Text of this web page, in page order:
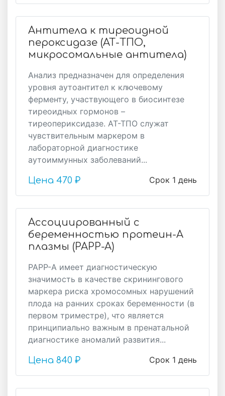
Антитела к тиреоидной
пероксидазе (АТ-ТПО,
микросомальные антитела)
Анализ предназначен для определения
уровня аутоантител к ключевому
ферменту, участвующего в биосинтезе
тиреоидных гормонов –
тиреопериксидазе. АТ-ТПО служат
чувствительным маркером в
лабораторной диагностике
аутоиммунных заболеваний...
Срок 1 день
Цена 470 ₽
Ассоциированный с
беременностью протеин-А
плазмы (PAPP-A)
РАРР-А имеет диагностическую
значимость в качестве скринингового
маркера риска хромосомных нарушений
плода на ранних сроках беременности (в
первом триместре), что является
принципиально важным в пренатальной
диагностике аномалий развития...
Срок 1 день
Цена 840 ₽